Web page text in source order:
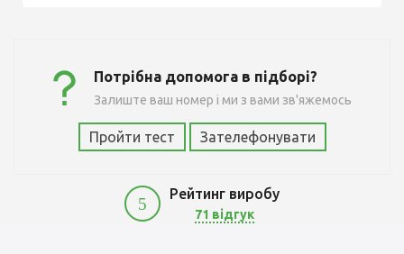
Потрібна допомога в підборі?
Залиште ваш номер і ми з вами зв'яжемось
Пройти тест Зателефонувати
5
Рейтинг виробу
71 відгук